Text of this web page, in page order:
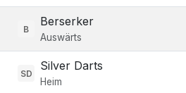
B
Berserker
Auswärts
SD
Silver Darts
Heim